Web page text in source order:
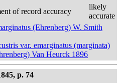
of record accuracy
likely
accurate
(Ehrenberg) W. Smith
var. emarginatus (marginata)
Van Heurck 1896
p. 74